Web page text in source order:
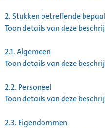
2. Stukken betreffende
Toon details van deze
2.1.Algemeen
Toon details van deze
2.2. Personeel
Toon details van deze
2.3. Eigendommen